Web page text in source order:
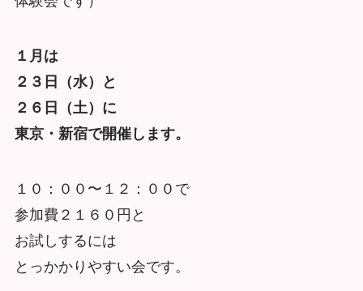
１月は
２３日（水）と
２６日（土）に
東京・新宿で開催します。
１０：００〜１２：００で
参加費２１６０円と
お試しするには
とっかかりやすい会です。